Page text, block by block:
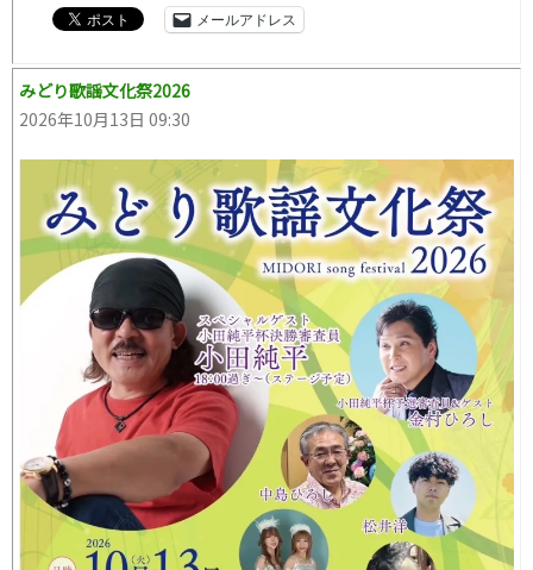
メールアドレス
みどり歌謡文化祭2026
2026年10月13日 09:30